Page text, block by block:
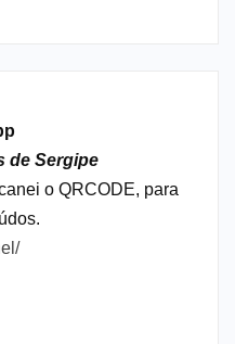
de Sergipe
o QRCODE, para